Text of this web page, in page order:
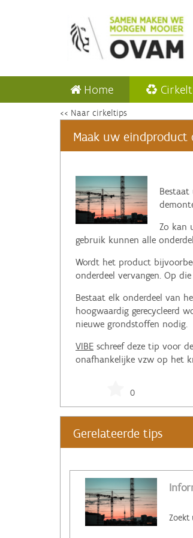
Home
<< Naar cirkeltips
Maak uw eindproduct
‌Bestaat
Zo kan
gebruik kunnen alle
Wordt het product
onderdeel vervangen. Op
Bestaat elk onderdeel van
hoogwaardig gerecycleerd
nieuwe grondstoffen nodig.
VIBE schreef deze tip voor
onafhankelijke vzw op het
0
Gerelateerde tips